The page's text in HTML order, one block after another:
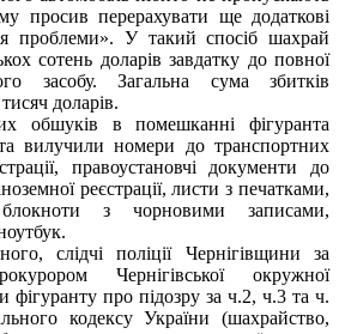
просив перерахувати ще додаткові
проблеми». У такий спосіб шахрай
сотень доларів завдатку до повної
засобу. Загальна сума збитків
доларів.
обшуків в помешканні фігуранта
вилучили номери до транспортних
правоустановчі документи до
реєстрації, листи з печатками,
блокноти з чорновими записами,
слідчі поліції Чернігівщини за
Чернігівської окружної
фігуранту про підозру за ч.2, ч.3 та ч.
кодексу України (шахрайство,